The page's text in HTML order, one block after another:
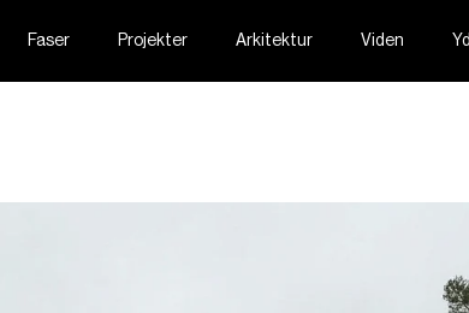
Faser Projekter Arkitektur Viden